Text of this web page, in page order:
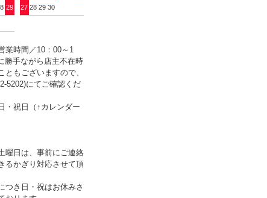
29 27 28 29 30
業時間／10：00～1
手ながら店主不在時
ともございますので、
5202)にてご確認くだ
・祝日（↑カレンダー
曜日は、事前にご連絡
るかぎり対応させて頂
つき日・祝はお休みさ